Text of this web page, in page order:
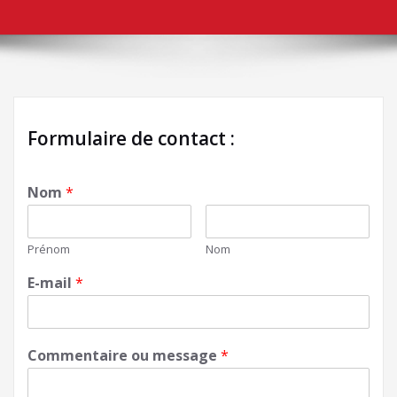
Formulaire de contact :
Nom *
Prénom Nom
E-mail *
Commentaire ou message *